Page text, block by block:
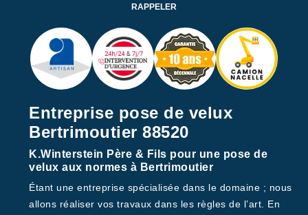
Entreprise pose de velux
Bertrimoutier 88520
K.Winterstein Père & Fils pour une pose de
velux aux normes à Bertrimoutier
Étant une entreprise spécialisée dans le domaine ; nous
allons réaliser vos travaux dans les règles de l’art. En